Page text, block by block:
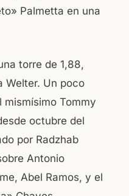
Palmetta en una
torre de 1,88,
Welter. Un poco
Tommy
octubre del
por Radzhab
Antonio
Abel Ramos, y el